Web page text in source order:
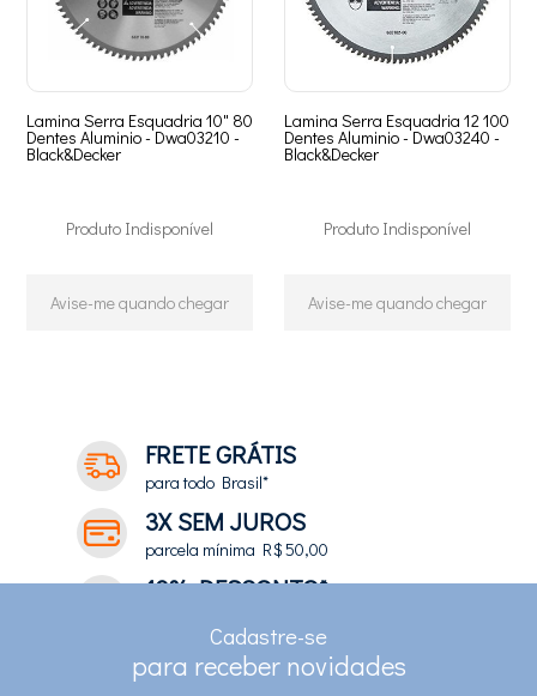
Lamina Serra Esquadria 10" 80
Dentes Aluminio - Dwa03210 -
Black&Decker
Produto Indisponível
Avise-me quando chegar
Lamina Serra Esquadria 12 100
Dentes Aluminio - Dwa03240 -
Black&Decker
Produto Indisponível
Avise-me quando chegar
FRETE GRÁTIS
para todo Brasil*
3X SEM JUROS
parcela mínima R$ 50,00
10% DESCONTO*
RASTREAMENTO
Cadastre-se
para receber novidades